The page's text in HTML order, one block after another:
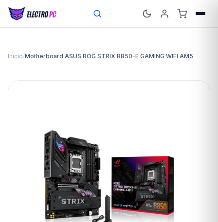
Inicio/Motherboard ASUS ROG STRIX B850-E GAMING WIFI AM5